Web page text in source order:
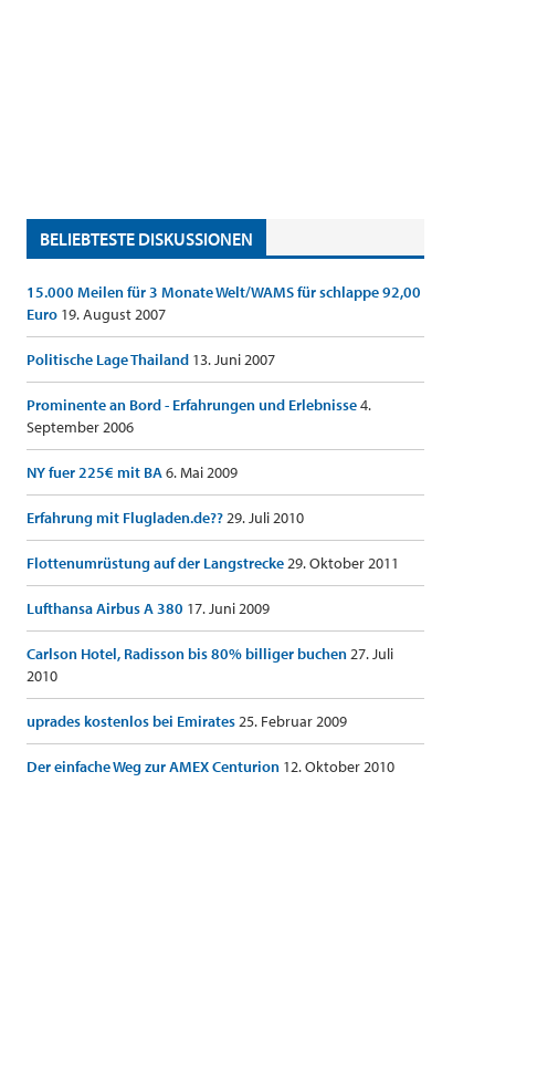
BELIEBTESTE DISKUSSIONEN
15.000 Meilen für 3 Monate Welt/WAMS für schlappe 92,00
Euro 19. August 2007
Politische Lage Thailand 13. Juni 2007
Prominente an Bord - Erfahrungen und Erlebnisse4.
September 2006
NY fuer 225€ mit BA6. Mai 2009
Erfahrung mit Flugladen.de??29. Juli 2010
Flottenumrüstung auf der Langstrecke29. Oktober 2011
Lufthansa Airbus A 380 17. Juni 2009
Carlson Hotel, Radisson bis 80% billiger buchen27. Juli
2010
uprades kostenlos bei Emirates25. Februar 2009
Der einfache Weg zur AMEX Centurion 12. Oktober 2010